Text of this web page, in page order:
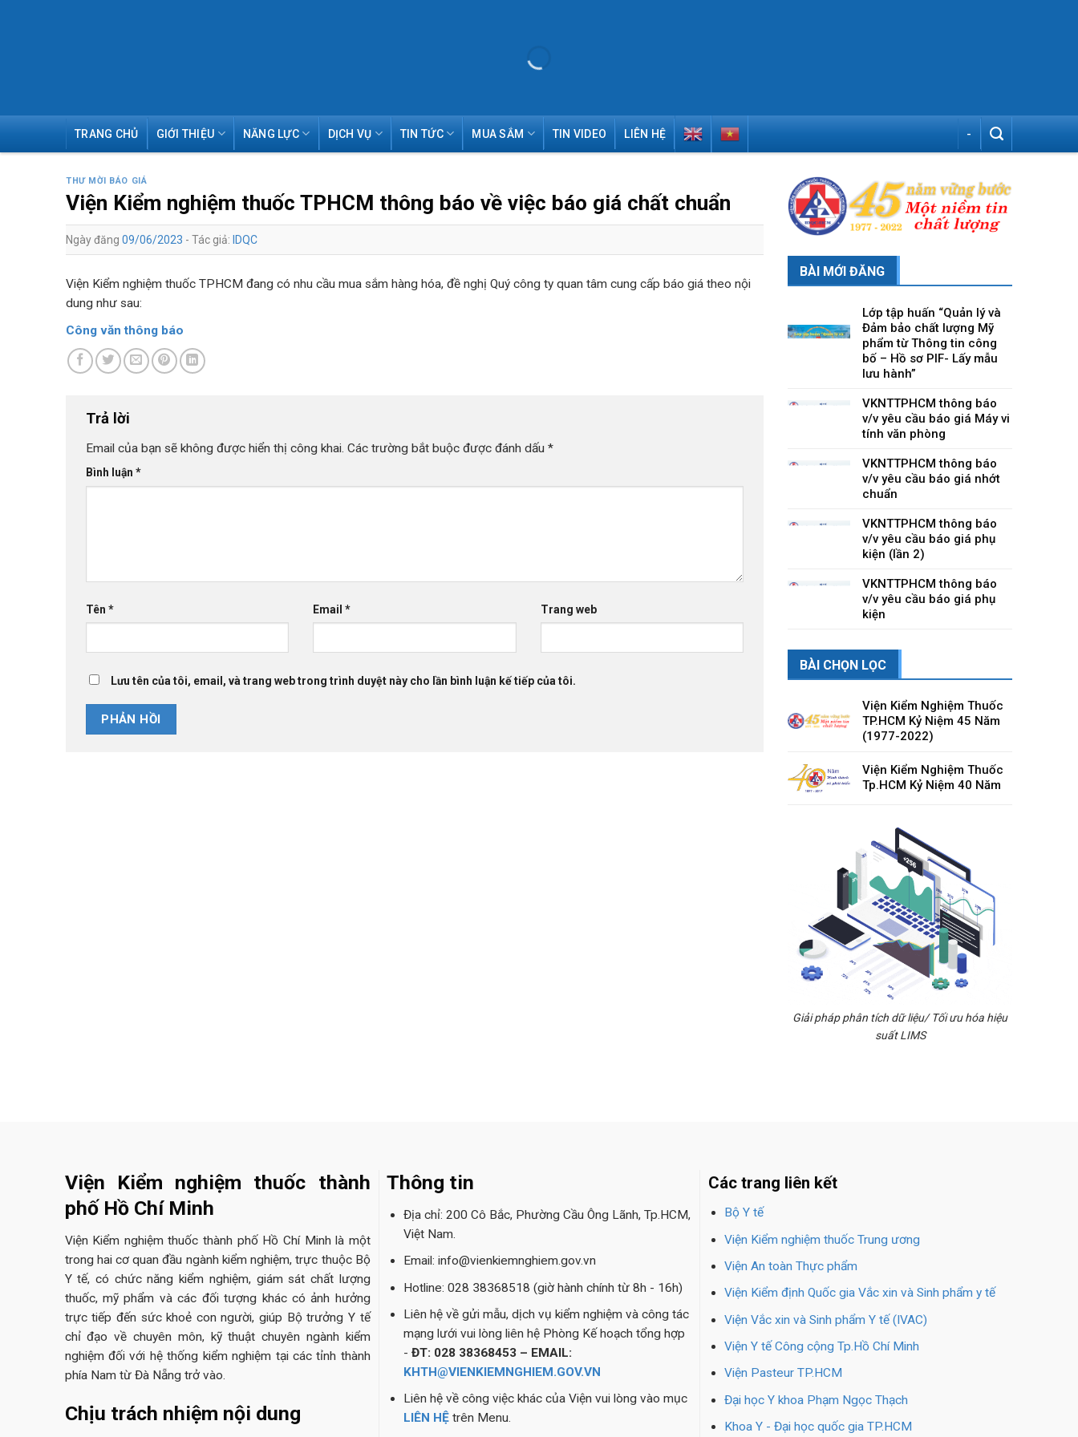
TRANG CHỦ GIỚI THIỆU NĂNG LỰC DỊCH VỤ TIN TỨC MUA SẮM TIN VIDEO LIÊN HỆ -
THƯ MỜI BÁO GIÁ
Viện Kiểm nghiệm thuốc TPHCM thông báo về việc báo giá chất chuẩn
Ngày đăng 09/06/2023 - Tác giả: IDQC
Viện Kiểm nghiệm thuốc TPHCM đang có nhu cầu mua sắm hàng hóa, đề nghị Quý công ty quan tâm cung cấp báo giá theo nội
dung như sau:
Công văn thông báo
Trả lời
Email của bạn sẽ không được hiển thị công khai. Các trường bắt buộc được đánh dấu *
Bình luận *
Tên * Email* Trang web
Lưu tên của tôi, email, và trang web trong trình duyệt này cho lần bình luận kế tiếp của tôi.
BÀI MỚI ĐĂNG
Lớp tập huấn “Quản lý và
Đảm bảo chất lượng Mỹ
phẩm từ Thông tin công
bố – Hồ sơ PIF- Lấy mẫu
lưu hành”
VKNTTPHCM thông báo
v/v yêu cầu báo giá Máy vi
tính văn phòng
VKNTTPHCM thông báo
v/v yêu cầu báo giá nhớt
chuẩn
VKNTTPHCM thông báo
v/v yêu cầu báo giá phụ
kiện (lần 2)
VKNTTPHCM thông báo
v/v yêu cầu báo giá phụ
kiện
BÀI CHỌN LỌC
Viện Kiểm Nghiệm Thuốc
TP.HCM Kỷ Niệm 45 Năm
(1977-2022)
Viện Kiểm Nghiệm Thuốc
Tp.HCM Kỷ Niệm 40 Năm
Giải pháp phân tích dữ liệu/ Tối ưu hóa hiệu
suất LIMS
Viện Kiểm nghiệm thuốc thành
phố Hồ Chí Minh
Viện Kiểm nghiệm thuốc thành phố Hồ Chí Minh là một
trong hai cơ quan đầu ngành kiểm nghiệm, trực thuộc Bộ
Y tế, có chức năng kiểm nghiệm, giám sát chất lượng
thuốc, mỹ phẩm và các đối tượng khác có ảnh hưởng
trực tiếp đến sức khoẻ con người, giúp Bộ trưởng Y tế
chỉ đạo về chuyên môn, kỹ thuật chuyên ngành kiểm
nghiệm đối với hệ thống kiểm nghiệm tại các tỉnh thành
phía Nam từ Đà Nẵng trở vào.
Chịu trách nhiệm nội dung
Thông tin
Địa chỉ: 200 Cô Bắc, Phường Cầu Ông Lãnh, Tp.HCM,
Việt Nam.
Email: info@vienkiemnghiem.gov.vn
Hotline: 028 38368518 (giờ hành chính từ 8h - 16h)
Liên hệ về gửi mẫu, dịch vụ kiểm nghiệm và công tác
mạng lưới vui lòng liên hệ Phòng Kế hoạch tổng hợp
- ĐT: 028 38368453 – EMAIL:
KHTH@VIENKIEMNGHIEM.GOV.VN
Liên hệ về công việc khác của Viện vui lòng vào mục
LIÊN HỆtrên Menu.
Các trang liên kết
Bộ Y tế
Viện Kiểm nghiệm thuốc Trung ương
Viện An toàn Thực phẩm
Viện Kiểm định Quốc gia Vắc xin và Sinh phẩm y tế
Viện Vắc xin và Sinh phẩm Y tế (IVAC)
Viện Y tế Công cộng Tp.Hồ Chí Minh
Viện Pasteur TP.HCM
Đại học Y khoa Phạm Ngọc Thạch
Khoa Y - Đại học quốc gia TP.HCM